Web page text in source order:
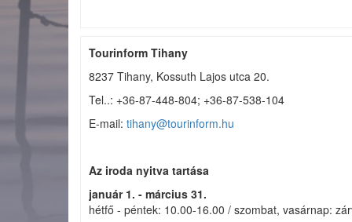
Tourinform Tihany
8237 Tihany, Kossuth Lajos utca 20.
Tel..: +36-87-448-804; +36-87-538-104
E-mail: tihany@tourinform.hu
Az iroda nyitva tartása
január 1. - március 31.
hétfő - péntek: 10.00-16.00 / szombat, vasárnap: